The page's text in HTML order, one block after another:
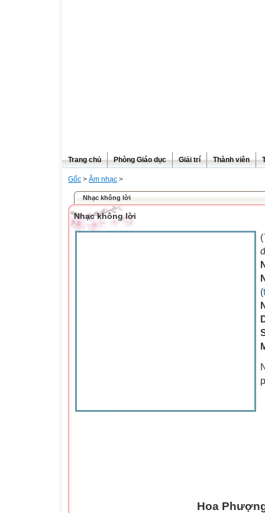
Trang chủ Phòng Giáo dục Giải trí Thành viên
Gốc > Âm nhạc >
Nhạc không lời
Nhạc không lời
(
(
Hoa